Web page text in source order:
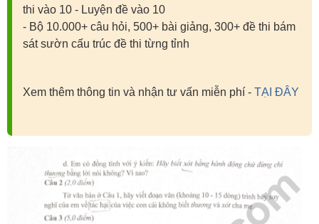
thi vào 10 - Luyện đề vào 10
- Bộ 10.000+ câu hỏi, 500+ bài giảng, 300+ đề thi bám
sát sườn cấu trúc đề thi từng tỉnh
Xem thêm thông tin và nhận tư vấn miễn phí - TẠI ĐÂY